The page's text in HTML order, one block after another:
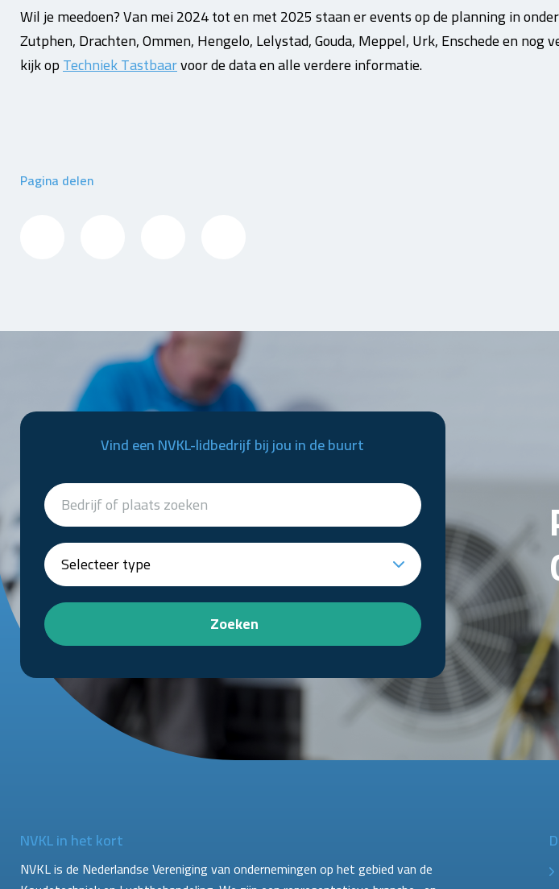
Wil je meedoen? Van mei 2024 tot en met 2025 staan er events op de planning in
Zutphen, Drachten, Ommen, Hengelo, Lelystad, Gouda, Meppel, Urk, Enschede en nog
kijk opTechniek Tastbaarvoor de data en alle verdere informatie.
Pagina delen
Vind een NVKL-lidbedrijf bij jou in de buurt
Zoeken
NVKL in het kort
NVKL is de Nederlandse Vereniging van ondernemingen op het gebied van de